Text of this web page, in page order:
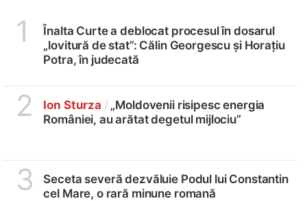
1
Înalta Curte a deblocat procesul în dosarul
„lovitură de stat”: Călin Georgescu și Horațiu
Potra, în judecată
2 Ion Sturza /„Moldovenii risipesc energia
României, au arătat degetul mijlociu”
3
Seceta severă dezvăluie Podul lui Constantin
cel Mare, o rară minune romană